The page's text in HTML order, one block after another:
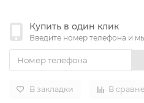
Купить в один клик
Введите номер телефона и
В закладки В